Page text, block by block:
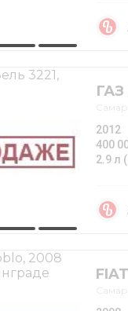
ГАЗ
2012
400
2.9 л